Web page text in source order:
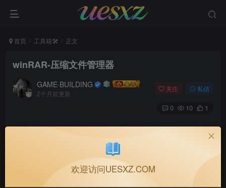
首页 工具箱🛠️ 正文
winRAR-压缩文件管理器
GAME·BUILDING
2个月前更新
关注 私信
0 10 1
隐藏内容，请登录后查看
欢迎访问UESXZ.COM